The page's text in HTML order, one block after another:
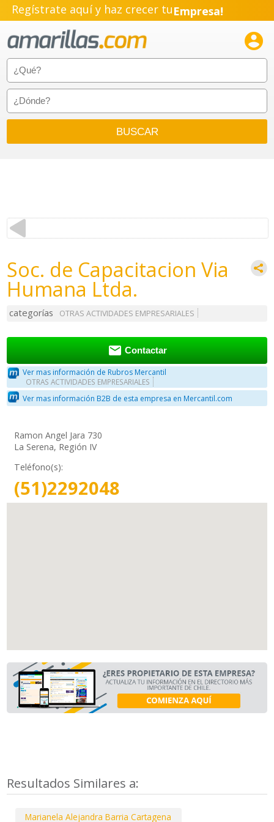
Regístrate aquí y haz crecer tuEmpresa!
Pyme!
Emprendimiento!

Soc. de Capacitacion Via
Humana Ltda.
categorías OTRAS ACTIVIDADES EMPRESARIALES
 Contactar
Ver mas información de Rubros Mercantil
OTRAS ACTIVIDADES EMPRESARIALES
Ver mas información B2B de esta empresa en Mercantil.com
Ramon Angel Jara 730
La Serena, Región IV
Teléfono(s):
(51)2292048
Resultados Similares a:
Marianela Alejandra Barria Cartagena